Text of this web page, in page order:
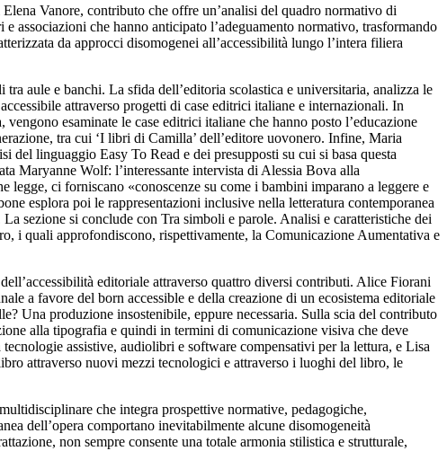
Elena Vanore, contributo che offre un’analisi del quadro normativo di
che hanno anticipato l’adeguamento normativo, trasformando
da approcci disomogenei all’accessibilità lungo l’intera filiera
tra aule e banchi. La sfida dell’editoria scolastica e universitaria, analizza le
attraverso progetti di case editrici italiane e internazionali. In
vengono esaminate le case editrici italiane che hanno posto l’educazione
tra cui ‘I libri di Camilla’ dell’editore uovonero. Infine, Maria
del linguaggio Easy To Read e dei presupposti su cui si basa questa
Maryanne Wolf: l’interessante intervista di Alessia Bova alla
ci forniscano «conoscenze su come i bambini imparano a leggere e
esplora poi le rappresentazioni inclusive nella letteratura contemporanea
sezione si conclude con Tra simboli e parole. Analisi e caratteristiche dei
i quali approfondiscono, rispettivamente, la Comunicazione Aumentativa e
editoriale attraverso quattro diversi contributi. Alice Fiorani
a favore del born accessible e della creazione di un ecosistema editoriale
Una produzione insostenibile, eppure necessaria. Sulla scia del contributo
alla tipografia e quindi in termini di comunicazione visiva che deve
assistive, audiolibri e software compensativi per la lettura, e Lisa
attraverso nuovi mezzi tecnologici e attraverso i luoghi del libro, le
che integra prospettive normative, pedagogiche,
dell’opera comportano inevitabilmente alcune disomogeneità
non sempre consente una totale armonia stilistica e strutturale,